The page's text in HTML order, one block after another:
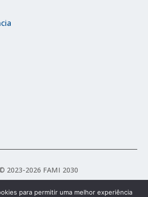
2023-2026 FAMI 2030
para permitir uma melhor experiência